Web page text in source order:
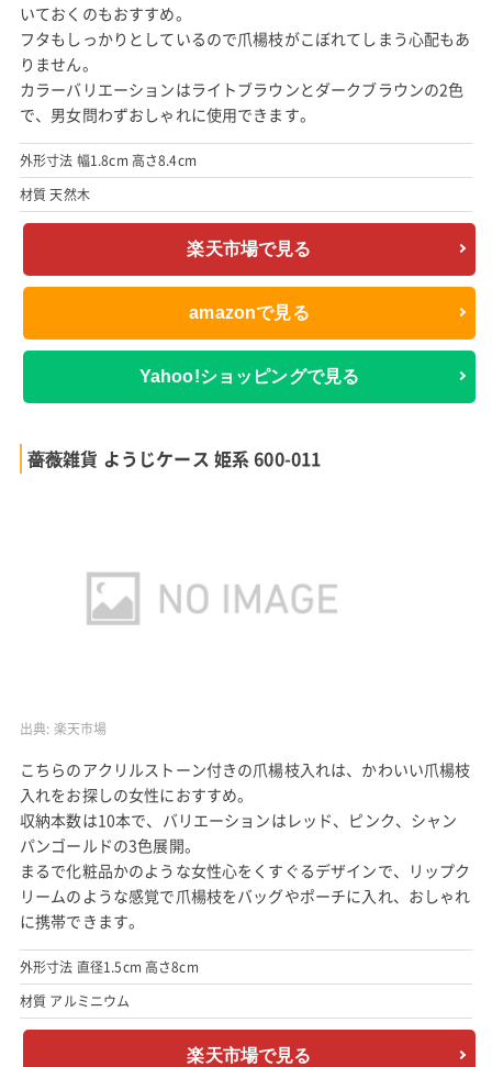
いておくのもおすすめ。
フタもしっかりとしているので爪楊枝がこぼれてしまう心配もあ
りません。
カラーバリエーションはライトブラウンとダークブラウンの2色
で、男女問わずおしゃれに使用できます。
外形寸法 幅1.8cm 高さ8.4cm
材質 天然木
楽天市場で見る
amazonで見る
Yahoo!ショッピングで見る
薔薇雑貨 ようじケース 姫系 600-011
出典: 楽天市場
こちらのアクリルストーン付きの爪楊枝入れは、かわいい爪楊枝
入れをお探しの女性におすすめ。
収納本数は10本で、バリエーションはレッド、ピンク、シャン
パンゴールドの3色展開。
まるで化粧品かのような女性心をくすぐるデザインで、リップク
リームのような感覚で爪楊枝をバッグやポーチに入れ、おしゃれ
に携帯できます。
外形寸法 直径1.5cm 高さ8cm
材質 アルミニウム
楽天市場で見る